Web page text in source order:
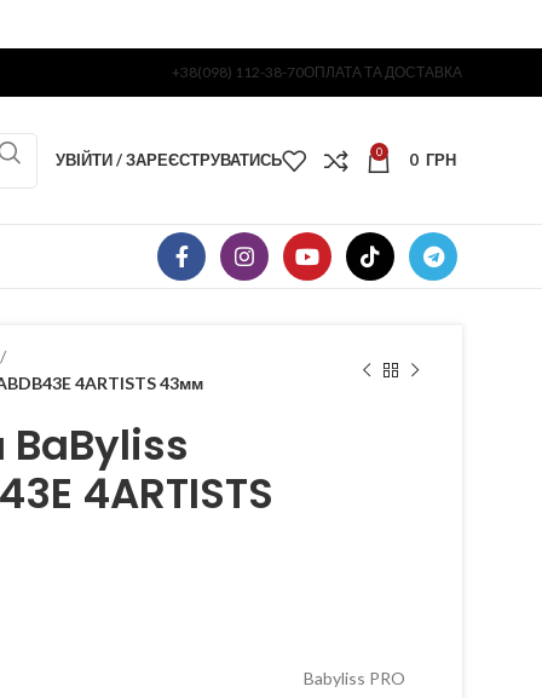
+38(098) 112-38-70ОПЛАТА ТА ДОСТАВКА
УВІЙТИ / ЗАРЕЄСТРУВАТИСЬ 0 0 ГРН
4ARTISTS 43мм
4ARTISTS
Babyliss PRO